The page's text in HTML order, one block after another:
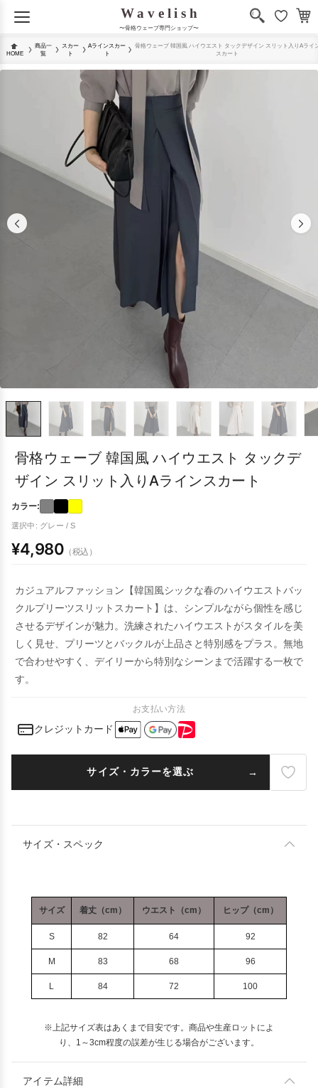
〜骨格ウェーブ専門ショップ〜
HOME
商品一
覧
スカー
ト
Aラインスカー
ト
骨格ウェーブ 韓国風 ハイウエスト タックデザイン スリット入りAライ
スカート
骨格ウェーブ 韓国風 ハイウエスト タックデ
ザイン スリット入りAラインスカート
カラー:
選択中: グレー / S
¥4,980 （税込）
カジュアルファッション【韓国風シックな春のハイウエストバッ
クルプリーツスリットスカート】は、シンプルながら個性を感じ
させるデザインが魅力。洗練されたハイウエストがスタイルを美
しく見せ、プリーツとバックルが上品さと特別感をプラス。無地
で合わせやすく、デイリーから特別なシーンまで活躍する一枚で
す。
お支払い方法
クレジットカード
サイズ・カラーを選ぶ
サイズ・スペック
サイズ 着丈（cm） ウエスト（cm） ヒップ（cm）
S 82 64 92
M 83 68 96
L 84 72 100
※上記サイズ表はあくまで目安です。商品や生産ロットによ
り、1～3cm程度の誤差が生じる場合がございます。
アイテム詳細